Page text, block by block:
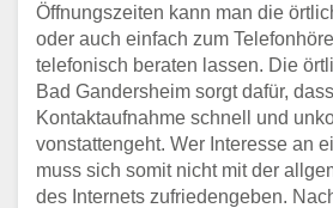
Öffnungszeiten kann man die
oder auch einfach zum
telefonisch beraten lassen. Die
Bad Gandersheim sorgt dafür,
Kontaktaufnahme schnell und
vonstattengeht. Wer Interesse an
muss sich somit nicht mit der
des Internets zufriedengeben.